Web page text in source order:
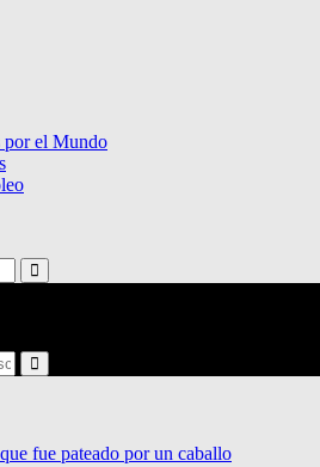
por el Mundo
Search
Search
fue pateado por un caballo